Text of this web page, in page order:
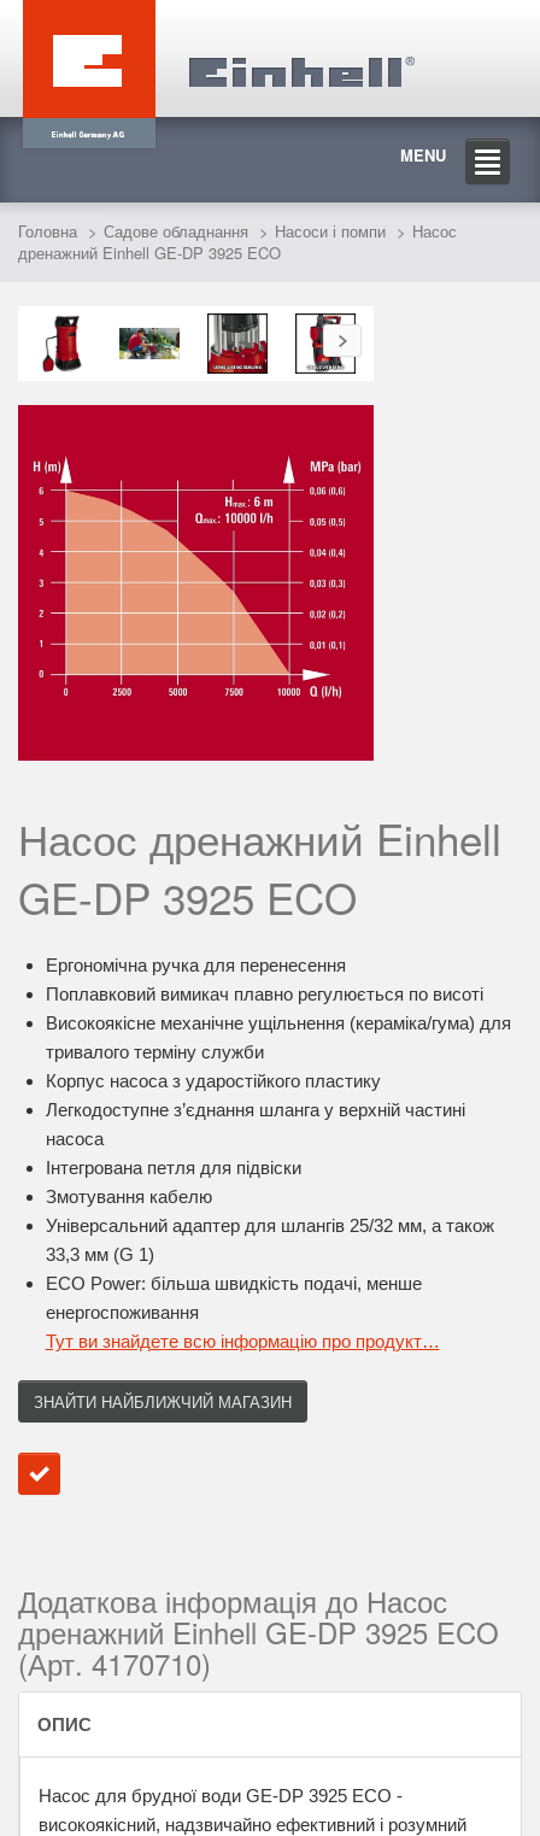
MENU
Головна Садове обладнання Насоси і помпи
Насос
дренажний Einhell GE-DP 3925 ECO
Насос дренажний Einhell
GE-DP 3925 ECO
Ергономічна ручка для перенесення
Поплавковий вимикач плавно регулюється по висоті
Високоякісне механічне ущільнення (кераміка/гума) для
тривалого терміну служби
Корпус насоса з ударостійкого пластику
Легкодоступне з’єднання шланга у верхній частині
насоса
Інтегрована петля для підвіски
Змотування кабелю
Універсальний адаптер для шлангів 25/32 мм, а також
33,3 мм (G 1)
ECO Power: більша швидкість подачі, менше
енергоспоживання
Тут ви знайдете всю інформацію про продукт…
ЗНАЙТИ НАЙБЛИЖЧИЙ МАГАЗИН
Додаткова інформація до Насос
дренажний Einhell GE-DP 3925 ECO
(Арт. 4170710)
ОПИС
Насос для брудної води GE-DP 3925 ECO -
високоякісний, надзвичайно ефективний і розумний